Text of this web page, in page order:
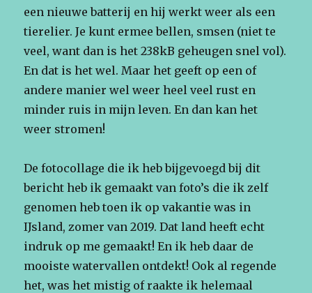
een nieuwe batterij en hij werkt weer als een
tierelier. Je kunt ermee bellen, smsen (niet te
veel, want dan is het 238kB geheugen snel vol).
En dat is het wel. Maar het geeft op een of
andere manier wel weer heel veel rust en
minder ruis in mijn leven. En dan kan het
weer stromen!
De fotocollage die ik heb bijgevoegd bij dit
bericht heb ik gemaakt van foto’s die ik zelf
genomen heb toen ik op vakantie was in
IJsland, zomer van 2019. Dat land heeft echt
indruk op me gemaakt! En ik heb daar de
mooiste watervallen ontdekt! Ook al regende
het, was het mistig of raakte ik helemaal